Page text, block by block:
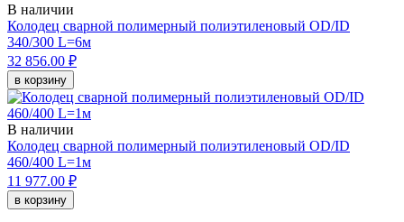
В наличии
Колодец сварной полимерный полиэтиленовый OD/ID
340/300 L=6м
32 856.00 ₽
в корзину
В наличии
Колодец сварной полимерный полиэтиленовый OD/ID
460/400 L=1м
11 977.00 ₽
в корзину